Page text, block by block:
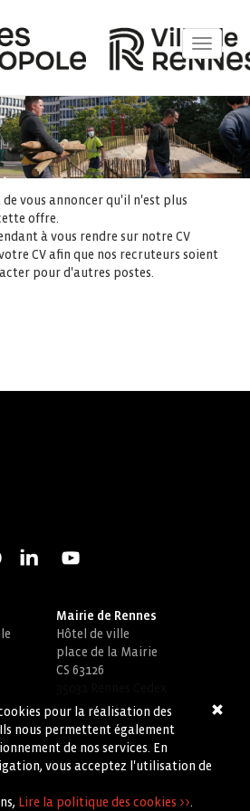
pour la réalisation des
nous permettent également
de nos services. En
vous acceptez l'utilisation de
Lire la politique des cookies >>.
Toggle
de vous annoncer qu'il n'est plus
offre.
à vous rendre sur notre CV
CV afin que nos recruteurs soient
pour d'autres postes.
Mairie de Rennes
Hôtel de ville
place de la Mairie
CS 63126